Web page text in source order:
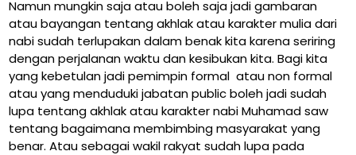
Namun mungkin saja atau boleh saja jadi gambaran
atau bayangan tentang akhlak atau karakter mulia dari
nabi sudah terlupakan dalam benak kita karena seriring
dengan perjalanan waktu dan kesibukan kita. Bagi kita
yang kebetulan jadi pemimpin formal atau non formal
atau yang menduduki jabatan public boleh jadi sudah
lupa tentang akhlak atau karakter nabi Muhamad saw
tentang bagaimana membimbing masyarakat yang
benar. Atau sebagai wakil rakyat sudah lupa pada